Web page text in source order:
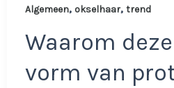
Algemeen, okselhaar, trend
Waarom
vorm van